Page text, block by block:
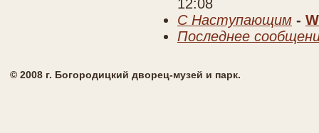
12:08
C Наступающим -
Последнее
© 2008 г. Богородицкий дворец-музей и парк.